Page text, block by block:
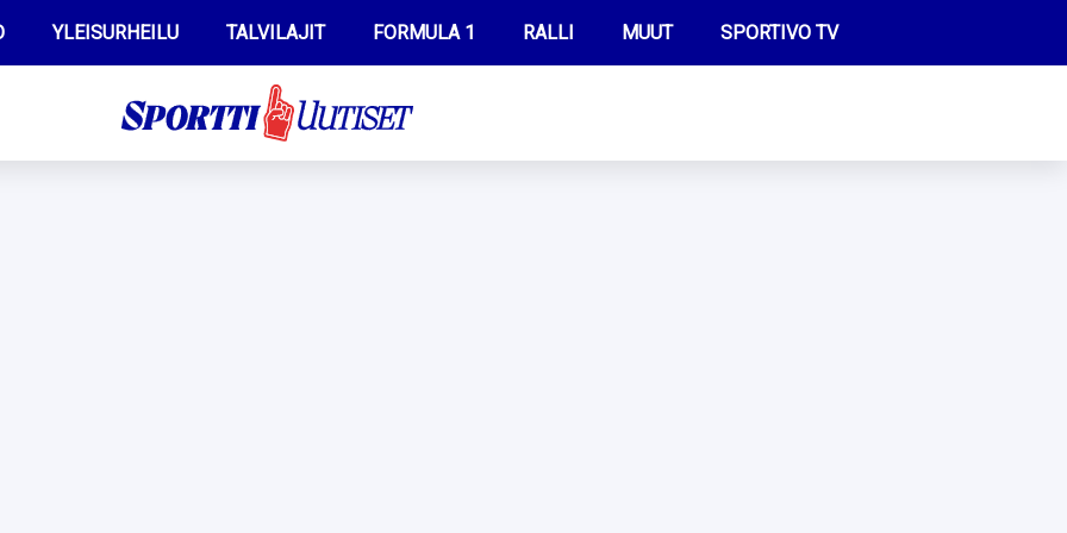
YLEISURHEILU TALVILAJIT FORMULA 1 RALLI MUUT SPORTIVO TV